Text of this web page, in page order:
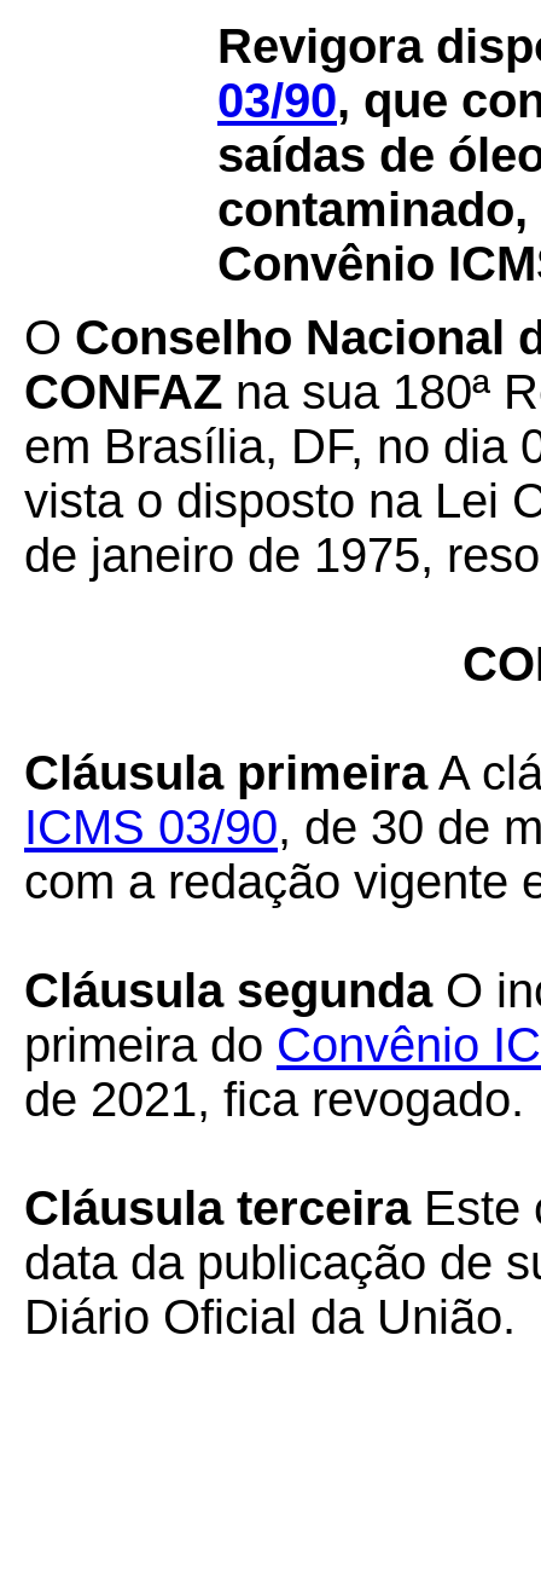
Revigora
03/90, que
saídas de
Convênio
O Conselho Nacional
CONFAZ na sua 180ª
em Brasília, DF, no dia
vista o disposto na Lei
de janeiro de 1975,
Cláusula primeiraA
ICMS 03/90, de 30 de
com a redação vigente
Cláusula segundaO
primeira do Convênio
de 2021, fica revogado.
Cláusula terceiraEste
data da publicação de
Diário Oficial da União.